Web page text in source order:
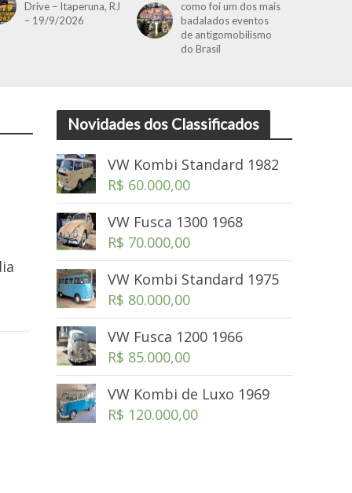
Drive – Itaperuna, RJ
– 19/9/2026
como foi um dos mais
badalados eventos
de antigomobilismo
do Brasil
Novidades dos Classificados
VW Kombi Standard 1982
R$ 60.000,00
VW Fusca 1300 1968
R$ 70.000,00
VW Kombi Standard 1975
R$ 80.000,00
VW Fusca 1200 1966
R$ 85.000,00
VW Kombi de Luxo 1969
R$ 120.000,00